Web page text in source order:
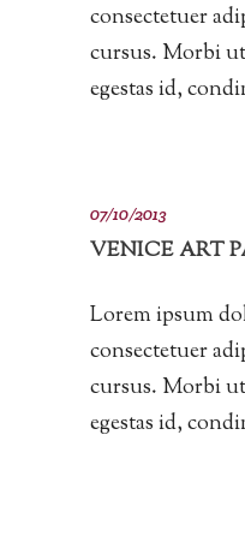
consectetuer
cursus. Morbi
egestas id,
07/10/2013
VENICE ART
Lorem ipsum
consectetuer
cursus. Morbi
egestas id,